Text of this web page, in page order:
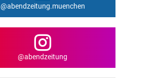
@abendzeitung.muenchen
@abendzeitung